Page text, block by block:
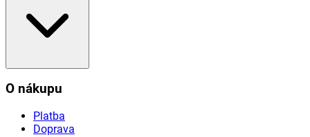
O nákupu
Platba
Doprava